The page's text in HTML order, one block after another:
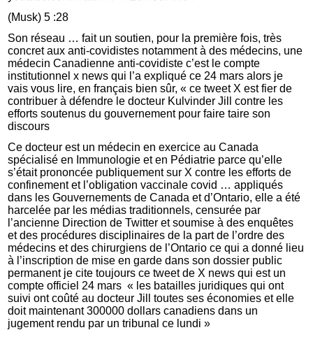
(Musk) 5 :28
Son réseau … fait un soutien, pour la première fois, très
concret aux anti-covidistes notamment à des médecins, une
médecin Canadienne anti-covidiste c’est le compte
institutionnel x news qui l’a expliqué ce 24 mars alors je
vais vous lire, en français bien sûr, « ce tweet X est fier de
contribuer à défendre le docteur Kulvinder Jill contre les
efforts soutenus du gouvernement pour faire taire son
discours
Ce docteur est un médecin en exercice au Canada
spécialisé en Immunologie et en Pédiatrie parce qu’elle
s’était prononcée publiquement sur X contre les efforts de
confinement et l’obligation vaccinale covid … appliqués
dans les Gouvernements de Canada et d’Ontario, elle a été
harcelée par les médias traditionnels, censurée par
l’ancienne Direction de Twitter et soumise à des enquêtes
et des procédures disciplinaires de la part de l’ordre des
médecins et des chirurgiens de l’Ontario ce qui a donné lieu
à l’inscription de mise en garde dans son dossier public
permanent je cite toujours ce tweet de X news qui est un
compte officiel 24 mars « les batailles juridiques qui ont
suivi ont coûté au docteur Jill toutes ses économies et elle
doit maintenant 300000 dollars canadiens dans un
jugement rendu par un tribunal ce lundi »